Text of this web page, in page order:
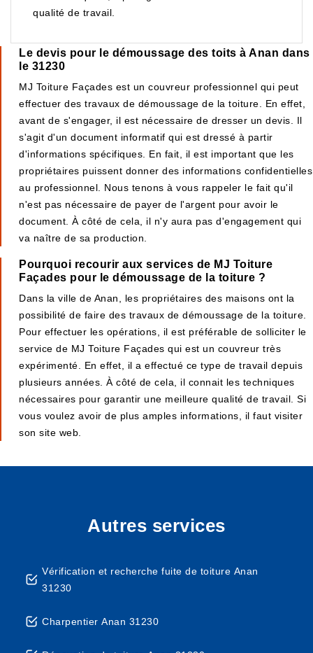
qualité de travail.
Le devis pour le démoussage des toits à Anan dans
le 31230
MJ Toiture Façades est un couvreur professionnel qui peut
effectuer des travaux de démoussage de la toiture. En effet,
avant de s'engager, il est nécessaire de dresser un devis. Il
s'agit d'un document informatif qui est dressé à partir
d'informations spécifiques. En fait, il est important que les
propriétaires puissent donner des informations confidentielles
au professionnel. Nous tenons à vous rappeler le fait qu'il
n'est pas nécessaire de payer de l'argent pour avoir le
document. À côté de cela, il n'y aura pas d'engagement qui
va naître de sa production.
Pourquoi recourir aux services de MJ Toiture
Façades pour le démoussage de la toiture ?
Dans la ville de Anan, les propriétaires des maisons ont la
possibilité de faire des travaux de démoussage de la toiture.
Pour effectuer les opérations, il est préférable de solliciter le
service de MJ Toiture Façades qui est un couvreur très
expérimenté. En effet, il a effectué ce type de travail depuis
plusieurs années. À côté de cela, il connait les techniques
nécessaires pour garantir une meilleure qualité de travail. Si
vous voulez avoir de plus amples informations, il faut visiter
son site web.
Autres services
Vérification et recherche fuite de toiture Anan
31230
Charpentier Anan 31230